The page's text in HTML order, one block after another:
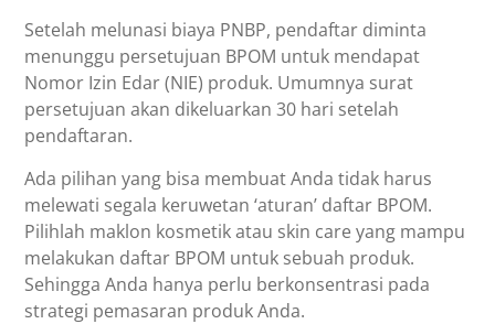
Setelah melunasi biaya PNBP, pendaftar diminta
menunggu persetujuan BPOM untuk mendapat
Nomor Izin Edar (NIE) produk. Umumnya surat
persetujuan akan dikeluarkan 30 hari setelah
pendaftaran.
Ada pilihan yang bisa membuat Anda tidak harus
melewati segala keruwetan ‘aturan’ daftar BPOM.
Pilihlah maklon kosmetik atau skin care yang mampu
melakukan daftar BPOM untuk sebuah produk.
Sehingga Anda hanya perlu berkonsentrasi pada
strategi pemasaran produk Anda.